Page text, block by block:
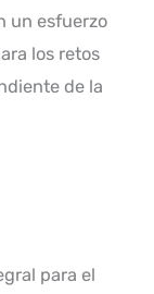
un esfuerzo
los retos
de la
para el